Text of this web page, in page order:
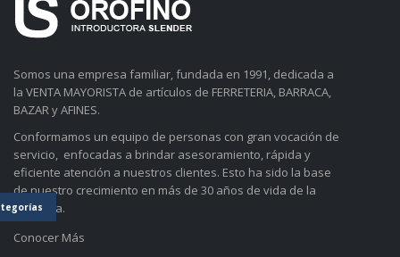
Somos una empresa familiar, fundada en 1991, dedicada a
la VENTA MAYORISTA de artículos de FERRETERIA, BARRACA,
BAZAR y AFINES.
Conformamos un equipo de personas con gran vocación de
servicio, enfocadas a brindar asesoramiento, rápida y
eficiente atención a nuestros clientes. Esto ha sido la base
de nuestro crecimiento en más de 30 años de vida de la
empresa.
Conocer Más